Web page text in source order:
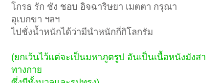
โกรธ รัก ชัง ชอบ อิจฉาริษยา เมตตา กรุณา
อุเบกขา ฯลฯ
ไปชั่งน้ำหนักได้ว่ามีนำหนักกี่กิโลกรัม
(ยกเว้นไว้แต่จะเป็นมหาภูตรูป อันเป็นเนื้อหนังมังสา
ทางกาย